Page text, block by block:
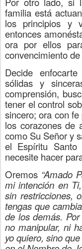
familia está
los principios y
entonces
ora por ellos
convencimiento
Decide
sólidas y
comprensión,
tener el control
sincero; ora con
los corazones de
como Su Señor y
el Espíritu
necesite hacer
Oremos “Amado
mi intención en
sin restricciones,
tengas que
de los demás.
no manipular, ni
yo quiero, sino